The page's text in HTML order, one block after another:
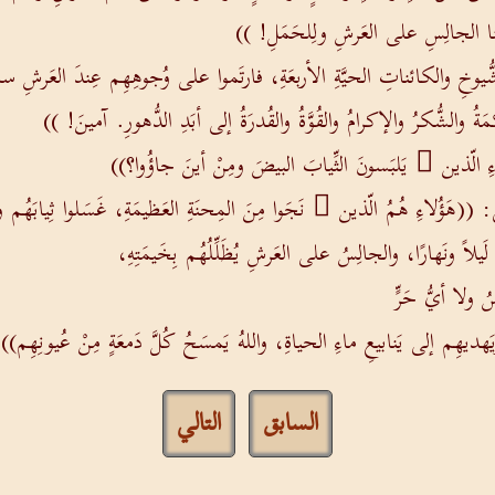
على العَرشِ ولِلحَمَلِ! ))
والكائناتِ الحيَّةِ الأربعَةِ، فارتَموا على وُجوهِهِم عِندَ العَرشِ
والشُّكرُ والإكرامُ والقُوَّةُ والقُدرَةُ إلى أبَدِ الدُّهورِ. آمينَ! ))
يَلبَسونَ الثِّيابَ البيضَ ومِنْ أينَ جاؤُوا؟))
هُمُ الّذين َ نَجَوا مِنَ المِحنَةِ العَظيمَةِ، غَسَلوا ثِيابَهُم
ونَهارًا، والجالِسُ على العَرشِ يُظَلِّلُهُم بِخَيمَتِهِ،
ولا أيُّ حَرٍّ
إلى يَنابيعِ ماءِ الحياةِ، واللهُ يَمسَحُ كُلَّ دَمعَةٍ مِنْ
السابق التالي